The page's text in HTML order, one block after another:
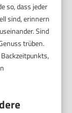
so, dass jeder
sind, erinnern
Sind
trüben.